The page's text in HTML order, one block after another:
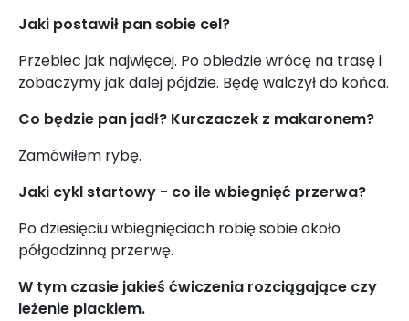
Jaki postawił pan sobie cel?
Przebiec jak najwięcej. Po obiedzie wrócę na trasę i
zobaczymy jak dalej pójdzie. Będę walczył do końca.
Co będzie pan jadł? Kurczaczek z makaronem?
Zamówiłem rybę.
Jaki cykl startowy - co ile wbiegnięć przerwa?
Po dziesięciu wbiegnięciach robię sobie około
półgodzinną przerwę.
W tym czasie jakieś ćwiczenia rozciągające czy
leżenie plackiem.